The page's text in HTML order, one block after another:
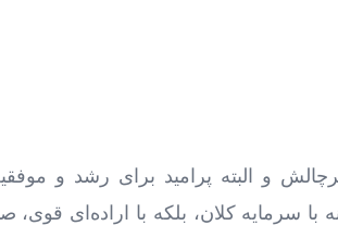
و البته پرامید برای رشد و
سرمایه کلان، بلکه با اراده‌ای